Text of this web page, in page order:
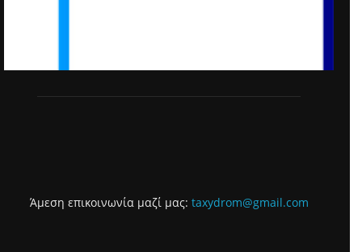
Άμεση επικοινωνία μαζί μας: taxydrom@gmail.com